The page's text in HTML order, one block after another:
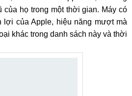
họ trong một thời gian. Máy có
lợi của Apple, hiệu năng mượt mà
khác trong danh sách này và thời